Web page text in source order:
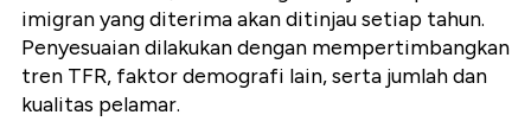
imigran yang diterima akan ditinjau setiap tahun.
Penyesuaian dilakukan dengan mempertimbangkan
tren TFR, faktor demografi lain, serta jumlah dan
kualitas pelamar.